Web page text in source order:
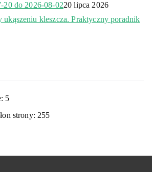
20 do 2026-08-0220 lipca 2026
ukąszeniu kleszcza. Praktyczny poradnik
5
strony: 255